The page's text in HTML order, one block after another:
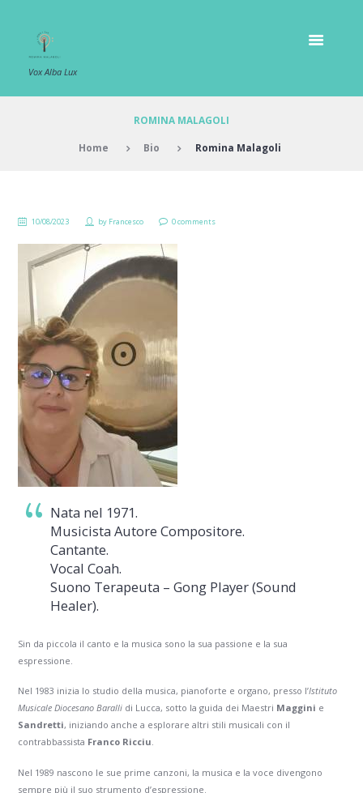
Vox Alba Lux
ROMINA MALAGOLI
Home Bio Romina Malagoli
10/08/2023 by Francesco 0 comments
Nata nel 1971.
Musicista Autore Compositore.
Cantante.
Vocal Coah.
Suono Terapeuta – Gong Player (Sound
Healer).
Sin da piccola il canto e la musica sono la sua passione e la sua
espressione.
Nel 1983 inizia lo studio della musica, pianoforte e organo, presso l’Istituto
Musicale Diocesano Baralli di Lucca, sotto la guida dei Maestri Maggini e
Sandretti, iniziando anche a esplorare altri stili musicali con il
contrabbassista Franco Ricciu.
Nel 1989 nascono le sue prime canzoni, la musica e la voce divengono
sempre più il suo strumento d’espressione.